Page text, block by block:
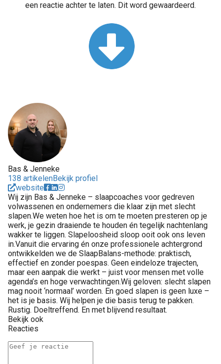
een reactie achter te laten. Dit word gewaardeerd.
Bas & Jenneke
138 artikelenBekijk profiel
website
Wij zijn Bas & Jenneke – slaapcoaches voor gedreven
volwassenen en ondernemers die klaar zijn met slecht
slapen.We weten hoe het is om te moeten presteren op je
werk, je gezin draaiende te houden én tegelijk nachtenlang
wakker te liggen. Slapeloosheid sloop ooit ook ons leven
in.Vanuit die ervaring én onze professionele achtergrond
ontwikkelden we de SlaapBalans-methode: praktisch,
effectief en zonder poespas. Geen eindeloze trajecten,
maar een aanpak die werkt – juist voor mensen met volle
agenda’s en hoge verwachtingen.Wij geloven: slecht slapen
mag nooit ‘normaal’ worden. En goed slapen is geen luxe –
het is je basis. Wij helpen je die basis terug te pakken.
Rustig. Doeltreffend. En met blijvend resultaat.
Bekijk ook
Reacties